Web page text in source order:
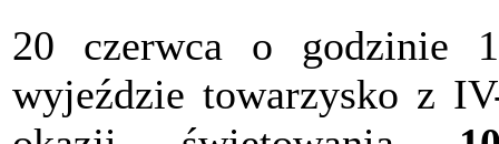
20 czerwca o godzinie
wyjeździe towarzysko z